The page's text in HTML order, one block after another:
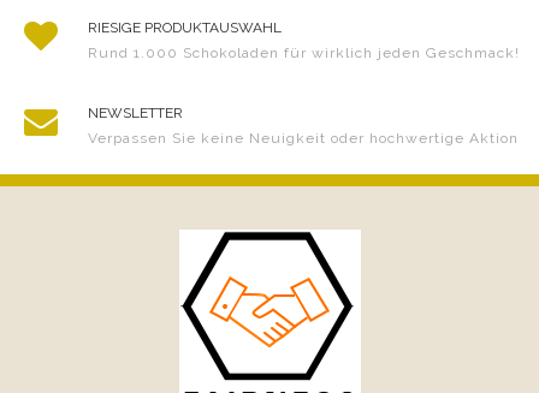
RIESIGE PRODUKTAUSWAHL
Rund 1.000 Schokoladen für wirklich jeden Geschmack!
NEWSLETTER
Verpassen Sie keine Neuigkeit oder hochwertige Aktion